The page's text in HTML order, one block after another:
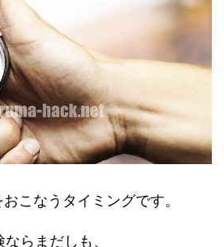
こなうタイミングです。
らまだしも、